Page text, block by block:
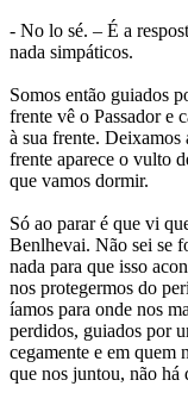
- No lo sé. – É a
nada simpáticos.
Somos então guiados
frente vê o Passador e
à sua frente. Deixamos
frente aparece o vulto
que vamos dormir.
Só ao parar é que vi
Benlhevai. Não sei se
nada para que isso
nos protegermos do
íamos para onde nos
perdidos, guiados por
cegamente e em quem
que nos juntou, não há